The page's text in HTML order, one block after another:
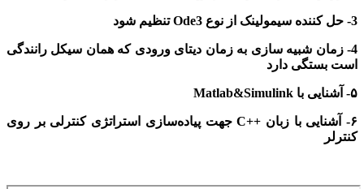
3- حل کننده سیمولینک از نوع Ode3تنظیم شود
4- زمان شبیه سازی به زمان دیتایورودی که همان سیکل رانندگی
است بستگی دارد
۵- آشنایی با Matlab&Simulink
۶- آشنایی با زبان ++C
جهت پیاده‌سازی استراتژی کنترلی بر روی
کنترلر